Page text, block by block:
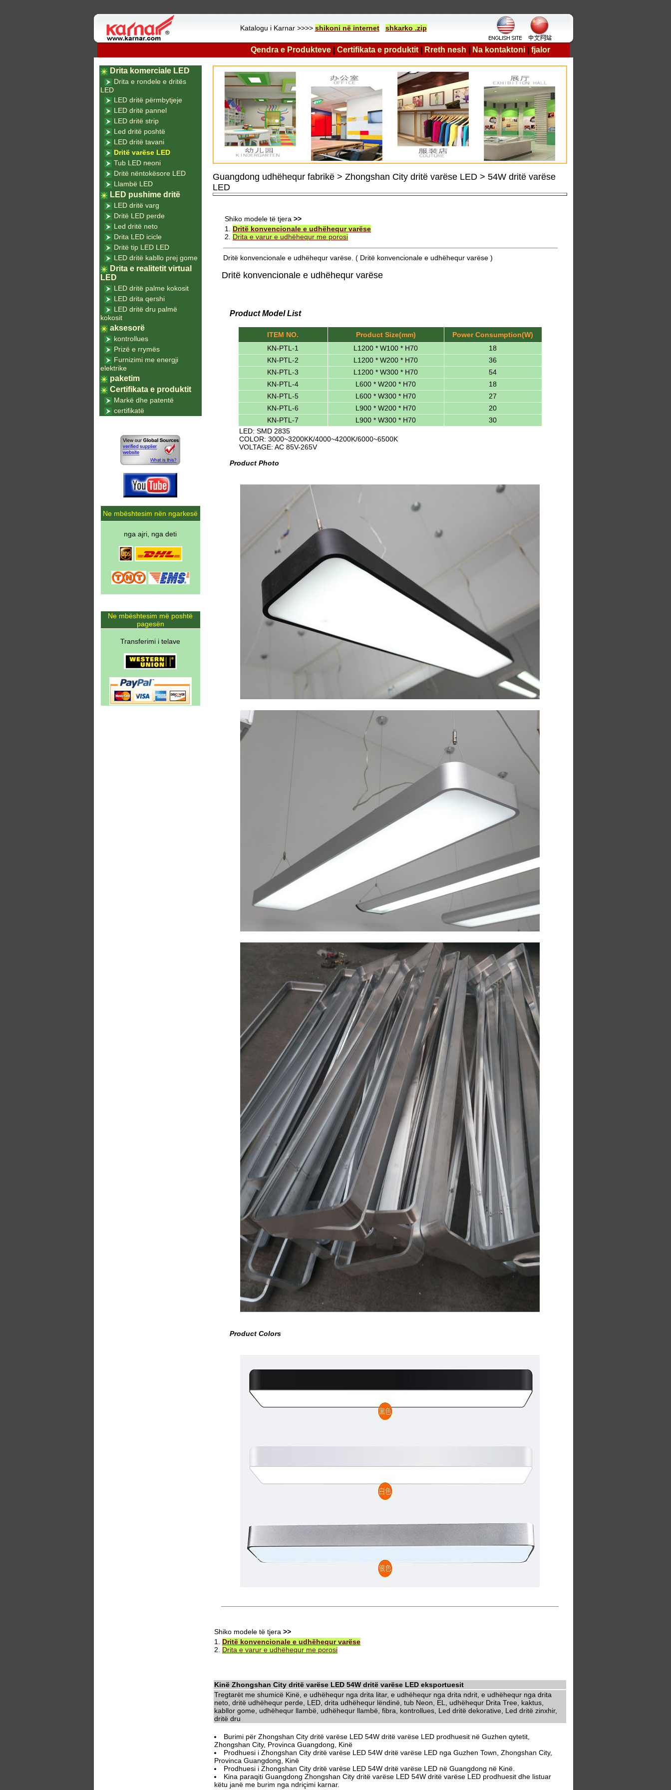
Katalogu i Karnar >>>> shikoni në internet shkarko .zip
Qendra e Produkteve Certifikata e produktit Rreth nesh Na kontaktoni fjalor
Guangdong udhëhequr fabrikë > Zhongshan City dritë varëse LED > 54W dritë varëse
LED
Shiko modele të tjera >>
1. Dritë konvencionale e udhëhequr varëse
2. Drita e varur e udhëhequr me porosi
Dritë konvencionale e udhëhequr varëse. ( Dritë konvencionale e udhëhequr varëse )
Dritë konvencionale e udhëhequr varëse
Product Model List
ITEM NO. Product Size(mm)
Power Consumption(W)
KN-PTL-1
L1200 * W100 * H70
18
KN-PTL-2
L1200 * W200 * H70
36
KN-PTL-3
L1200 * W300 * H70
54
KN-PTL-4
L600 * W200 * H70
18
KN-PTL-5
L600 * W300 * H70
27
KN-PTL-6
L900 * W200 * H70
20
KN-PTL-7
L900 * W300 * H70
30
LED: SMD 2835
COLOR: 3000~3200KK/4000~4200K/6000~6500K
VOLTAGE: AC 85V-265V
Product Photo
Product Colors
Shiko modele të tjera >>
1. Dritë konvencionale e udhëhequr varëse
2. Drita e varur e udhëhequr me porosi
Kinë Zhongshan City dritë varëse LED 54W dritë varëse LED eksportuesit
Tregtarët me shumicë Kinë, e udhëhequr nga drita litar, e udhëhequr nga drita ndrit, e udhëhequr nga drita
neto, dritë udhëhequr perde, LED, drita udhëhequr lëndinë, tub Neon, EL, udhëhequr Drita Tree, kaktus,
kabllor gome, udhëhequr llambë, udhëhequr llambë, fibra, kontrollues, Led dritë dekorative, Led dritë zinxhir,
dritë dru
Burimi për Zhongshan City dritë varëse LED 54W dritë varëse LED prodhuesit në Guzhen qytetit,
Zhongshan City, Provinca Guangdong, Kinë
Prodhuesi i Zhongshan City dritë varëse LED 54W dritë varëse LED nga Guzhen Town, Zhongshan City,
Provinca Guangdong, Kinë
Prodhuesi i Zhongshan City dritë varëse LED 54W dritë varëse LED në Guangdong në Kinë.
Kina paraqiti Guangdong Zhongshan City dritë varëse LED 54W dritë varëse LED prodhuesit dhe listuar
këtu janë me burim nga ndriçimi karnar.
Drita komerciale LED
Drita e rondele e dritës
LED
LED dritë përmbytjeje
LED dritë pannel
LED dritë strip
Led dritë poshtë
LED dritë tavani
Dritë varëse LED
Tub LED neoni
Dritë nëntokësore LED
Llambë LED
LED pushime dritë
LED dritë varg
Dritë LED perde
Led dritë neto
Drita LED icicle
Dritë tip LED LED
LED dritë kabllo prej gome
Drita e realitetit virtual
LED
LED dritë palme kokosit
LED drita qershi
LED dritë dru palmë
kokosit
aksesorë
kontrollues
Prizë e rrymës
Furnizimi me energji
elektrike
paketim
Certifikata e produktit
Markë dhe patentë
certifikatë
Ne mbështesim nën ngarkesë
nga ajri, nga deti
Ne mbështesim më poshtë
pagesën
Transferimi i telave